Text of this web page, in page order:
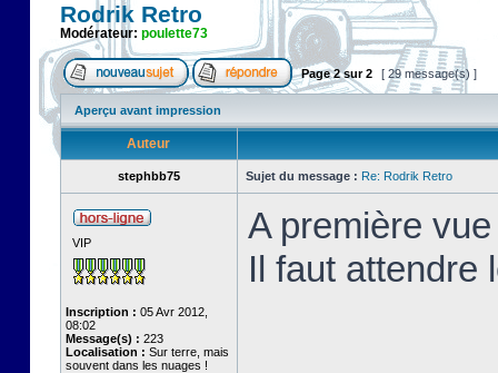
Rodrik Retro
Modérateur: poulette73
Page2sur2 [ 29 message(s) ]
Aperçu avant impression
Auteur
stephbb75 Sujet du message : Re: Rodrik Retro
VIP
Inscription : 05 Avr 2012,
08:02
Message(s) : 223
Localisation : Sur terre, mais
souvent dans les nuages !
A première
Il faut attendre